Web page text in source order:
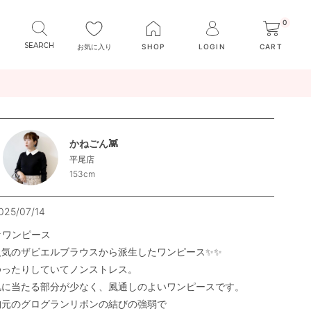
お気に入り SHOP LOGIN
0
CART
かねごん👾
平尾店
153cm
07/14
ンピース
のザビエルブラウスから派生したワンピース✨✨
たりしていてノンストレス。
当たる部分が少なく、風通しのよいワンピースです。
のグログランリボンの結びの強弱で